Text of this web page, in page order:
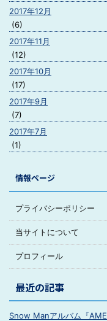
2017年12月
(6)
2017年11月
(12)
2017年10月
(17)
2017年9月
(7)
2017年7月
(1)
情報ページ
プライバシーポリシー
当サイトについて
プロフィール
最近の記事
Snow Manアルバム『